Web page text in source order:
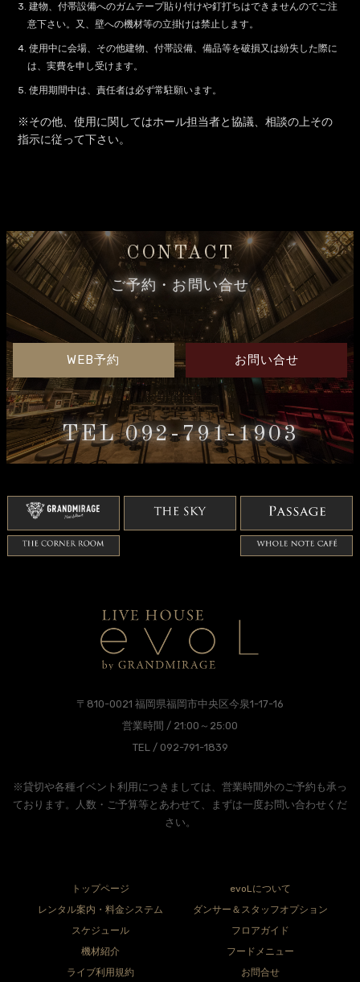
3. 建物、付帯設備へのガムテープ貼り付けや釘打ちはできませんのでご注
意下さい。又、壁への機材等の立掛けは禁止します。
4. 使用中に会場、その他建物、付帯設備、備品等を破損又は紛失した際に
は、実費を申し受けます。
5. 使用期間中は、責任者は必ず常駐願います。
※その他、使用に関してはホール担当者と協議、相談の上その
指示に従って下さい。
CONTACT
ご予約・お問い合せ
WEB予約 お問い合せ
TEL 092-791-1903
〒810-0021 福岡県福岡市中央区今泉1-17-16
営業時間 / 21:00～25:00
TEL / 092-791-1839
※貸切や各種イベント利用につきましては、営業時間外のご予約も承っ
ております。人数・ご予算等とあわせて、まずは一度お問い合わせくだ
さい。
トップページ
evoLについて
レンタル案内・料金システム
ダンサー＆スタッフオプション
スケジュール
フロアガイド
機材紹介
フードメニュー
ライブ利用規約
お問合せ